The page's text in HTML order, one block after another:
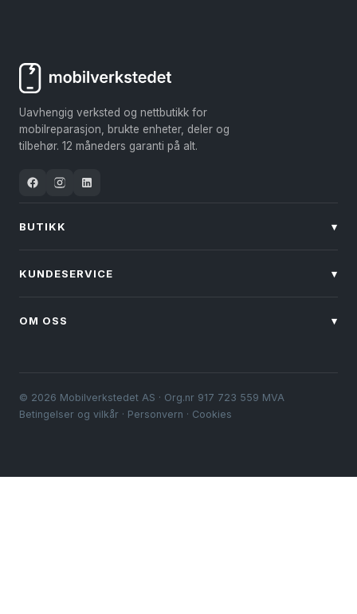
Alternativene
kan
velges
på
Uavhengig verksted og nettbutikk for
mobilreparasjon, brukte enheter, deler og
tilbehør. 12 måneders garanti på alt.
BUTIKK ▾
KUNDESERVICE ▾
OM OSS ▾
© 2026 Mobilverkstedet AS · Org.nr 917 723 559 MVA
Betingelser og vilkår · Personvern · Cookies